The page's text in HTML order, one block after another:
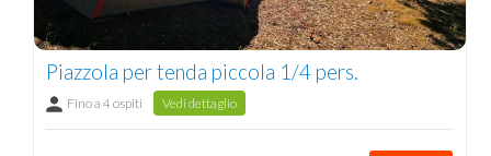
Piazzola per tenda piccola 1/4 pers.
Fino a 4 ospiti Vedi dettaglio